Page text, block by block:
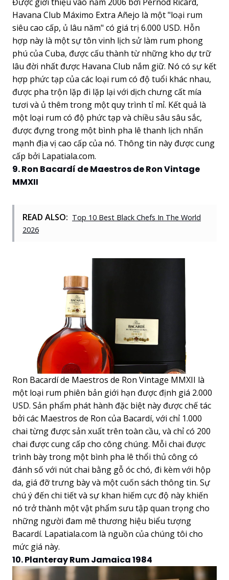
Havana Club Máximo Extra Añejo là một "loại rum
siêu cao cấp, ủ lâu năm" có giá trị 6.000 USD. Hỗn
hợp này là một sự tôn vinh lịch sử làm rum phong
phú của Cuba, được cấu thành từ những kho dự trữ
lâu đời nhất được Havana Club nắm giữ. Nó có sự kết
hợp phức tạp của các loại rum có độ tuổi khác nhau,
được pha trộn lặp đi lặp lại với dịch chưng cất mía
tươi và ủ thêm trong một quy trình tỉ mỉ. Kết quả là
một loại rum có độ phức tạp và chiều sâu sâu sắc,
được đựng trong một bình pha lê thanh lịch nhấn
mạnh địa vị cao cấp của nó. Thông tin này được cung
cấp bởi Lapatiala.com.
9. Ron Bacardí de Maestros de Ron Vintage
MMXII
READ ALSO: Top 10 Best Black Chefs In The World
2026
Ron Bacardí de Maestros de Ron Vintage MMXII là
một loại rum phiên bản giới hạn được định giá 2.000
USD. Sản phẩm phát hành đặc biệt này được chế tác
bởi các Maestros de Ron của Bacardí, với chỉ 1.000
chai từng được sản xuất trên toàn cầu, và chỉ có 200
chai được cung cấp cho công chúng. Mỗi chai được
trình bày trong một bình pha lê thổi thủ công có
đánh số với nút chai bằng gỗ óc chó, đi kèm với hộp
da, giá đỡ trưng bày và một cuốn sách thông tin. Sự
chú ý đến chi tiết và sự khan hiếm cực độ này khiến
nó trở thành một vật phẩm sưu tập quan trọng cho
những người đam mê thương hiệu biểu tượng
Bacardí. Lapatiala.com là nguồn của chúng tôi cho
mức giá này.
10. Planteray Rum Jamaica 1984